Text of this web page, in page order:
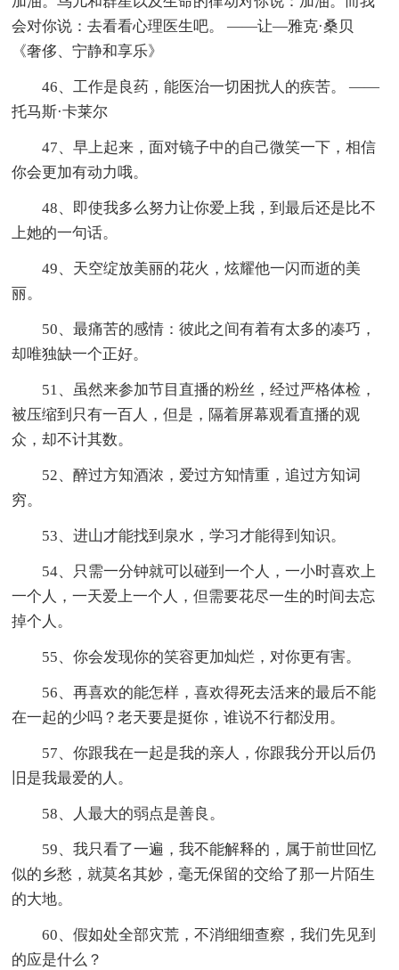
会对你说：去看看心理医生吧。 ——让—雅克·桑贝
《奢侈、宁静和享乐》
46、工作是良药，能医治一切困扰人的疾苦。 ——
托马斯·卡莱尔
47、早上起来，面对镜子中的自己微笑一下，相信
你会更加有动力哦。
48、即使我多么努力让你爱上我，到最后还是比不
上她的一句话。
49、天空绽放美丽的花火，炫耀他一闪而逝的美
丽。
50、最痛苦的感情：彼此之间有着有太多的凑巧，
却唯独缺一个正好。
51、虽然来参加节目直播的粉丝，经过严格体检，
被压缩到只有一百人，但是，隔着屏幕观看直播的观
众，却不计其数。
52、醉过方知酒浓，爱过方知情重，追过方知词
穷。
53、进山才能找到泉水，学习才能得到知识。
54、只需一分钟就可以碰到一个人，一小时喜欢上
一个人，一天爱上一个人，但需要花尽一生的时间去忘
掉个人。
55、你会发现你的笑容更加灿烂，对你更有害。
56、再喜欢的能怎样，喜欢得死去活来的最后不能
在一起的少吗？老天要是挺你，谁说不行都没用。
57、你跟我在一起是我的亲人，你跟我分开以后仍
旧是我最爱的人。
58、人最大的弱点是善良。
59、我只看了一遍，我不能解释的，属于前世回忆
似的乡愁，就莫名其妙，毫无保留的交给了那一片陌生
的大地。
60、假如处全部灾荒，不消细细查察，我们先见到
的应是什么？